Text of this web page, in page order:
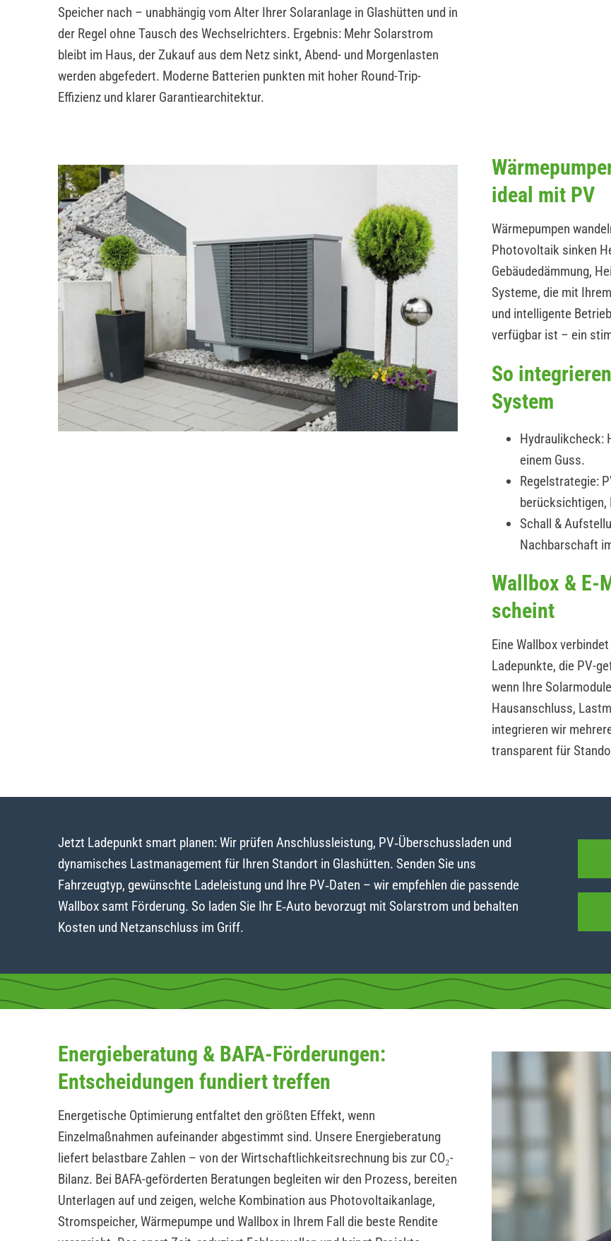
Speicher nach – unabhängig vom Alter Ihrer Solaranlage in Glashütten und in
der Regel ohne Tausch des Wechselrichters. Ergebnis: Mehr Solarstrom
bleibt im Haus, der Zukauf aus dem Netz sinkt, Abend- und Morgenlasten
werden abgefedert. Moderne Batterien punkten mit hoher Round-Trip-
Effizienz und klarer Garantiearchitektur.
ideal mit PV
Wärmepumpen
Photovoltaik sinken
Gebäudedämmung,
Systeme, die mit
und intelligente
verfügbar ist – ein
So
System
Hydraulikcheck:
einem Guss.
Regelstrategie:
Schall &
Nachbarschaft
Wallbox & E-
scheint
Eine Wallbox
Ladepunkte, die PV-
wenn Ihre
Hausanschluss,
integrieren wir
transparent für
Jetzt Ladepunkt smart planen: Wir prüfen Anschlussleistung, PV‑Überschussladen und
dynamisches Lastmanagement für Ihren Standort in Glashütten. Senden Sie uns
Fahrzeugtyp, gewünschte Ladeleistung und Ihre PV‑Daten – wir empfehlen die passende
Wallbox samt Förderung. So laden Sie Ihr E‑Auto bevorzugt mit Solarstrom und behalten
Kosten und Netzanschluss im Griff.
Energieberatung & BAFA-Förderungen:
Entscheidungen fundiert treffen
Energetische Optimierung entfaltet den größten Effekt, wenn
Einzelmaßnahmen aufeinander abgestimmt sind. Unsere Energieberatung
liefert belastbare Zahlen – von der Wirtschaftlichkeitsrechnung bis zur CO₂-
Bilanz. Bei BAFA-geförderten Beratungen begleiten wir den Prozess, bereiten
Unterlagen auf und zeigen, welche Kombination aus Photovoltaikanlage,
Stromspeicher, Wärmepumpe und Wallbox in Ihrem Fall die beste Rendite